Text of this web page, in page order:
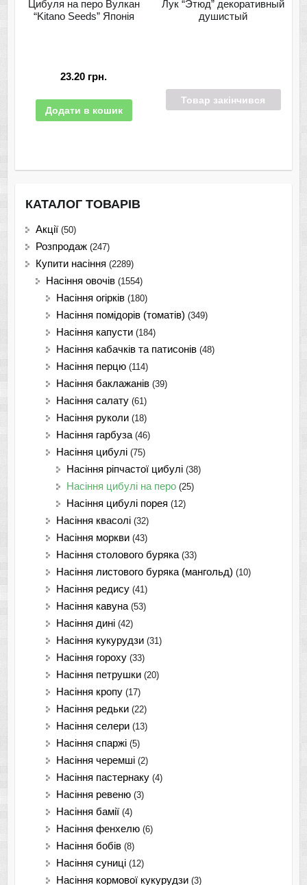
Цибуля на перо Вулкан
“Kitano Seeds” Японія
23.20 грн.
Додати в кошик
Лук “Этюд” декоративный
душистый
Товар закінчився
КАТАЛОГ ТОВАРІВ
Акції (50)
Розпродаж (247)
Купити насіння (2289)
Насіння овочів (1554)
Насіння огірків (180)
Насіння помідорів (томатів) (349)
Насіння капусти (184)
Насіння кабачків та патисонів (48)
Насіння перцю (114)
Насіння баклажанів (39)
Насіння салату (61)
Насіння руколи (18)
Насіння гарбуза (46)
Насіння цибулі (75)
Насіння ріпчастої цибулі (38)
Насіння цибулі на перо (25)
Насіння цибулі порея (12)
Насіння квасолі (32)
Насіння моркви (43)
Насіння столового буряка (33)
Насіння листового буряка (мангольд) (10)
Насіння редису (41)
Насіння кавуна (53)
Насіння дині (42)
Насіння кукурудзи (31)
Насіння гороху (33)
Насіння петрушки (20)
Насіння кропу (17)
Насіння редьки (22)
Насіння селери (13)
Насіння спаржі (5)
Насіння черемші (2)
Насіння пастернаку (4)
Насіння ревеню (3)
Насіння бамії (4)
Насіння фенхелю (6)
Насіння бобів (8)
Насіння суниці (12)
Насіння кормової кукурудзи (3)